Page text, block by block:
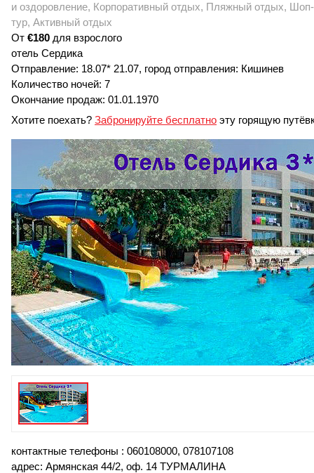
и оздоровление, Корпоративный отдых, Пляжный отдых, Шоп-
тур, Активный отдых
От €180 для взрослого
отель Сердика
Отправление: 18.07* 21.07, город отправления: Кишинев
Количество ночей: 7
Окончание продаж: 01.01.1970
Хотите поехать? Забронируйте бесплатно эту горящую
контактные телефоны : 060108000, 078107108
адрес: Армянская 44/2, оф. 14 ТУРМАЛИНА